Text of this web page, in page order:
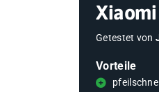
Getestet von
Vorteile